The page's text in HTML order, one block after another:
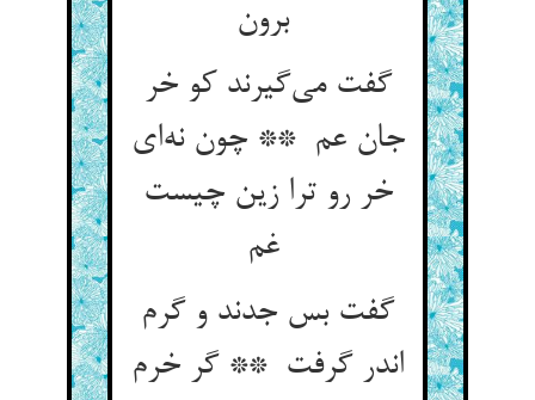
برون
گفت می‌گیرند کو خر
جان عم ** چون نه‌ای
خر رو ترا زین چیست
غم
گفت بس جدند و گرم
اندر گرفت ** گر خرم